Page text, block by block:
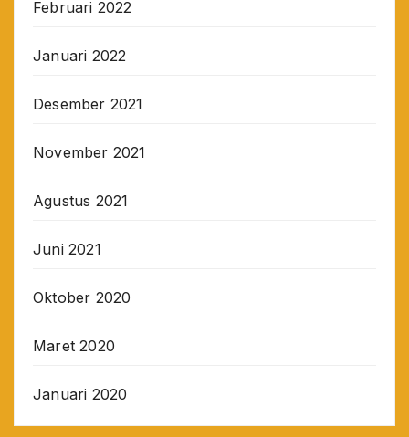
Februari 2022
Januari 2022
Desember 2021
November 2021
Agustus 2021
Juni 2021
Oktober 2020
Maret 2020
Januari 2020